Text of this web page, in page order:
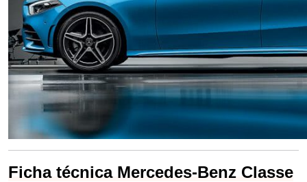
Ficha técnica Mercedes-Benz Classe